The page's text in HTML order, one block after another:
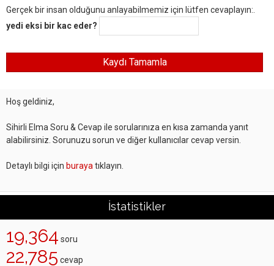
Gerçek bir insan olduğunu anlayabilmemiz için lütfen cevaplayın:.
yedi eksi bir kac eder?
Hoş geldiniz,
Sihirli Elma Soru & Cevap ile sorularınıza en kısa zamanda yanıt
alabilirsiniz. Sorunuzu sorun ve diğer kullanıcılar cevap versin.
Detaylı bilgi için buraya tıklayın.
İstatistikler
19,364 soru
22,785 cevap